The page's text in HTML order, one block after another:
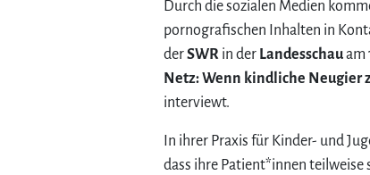
Durch die sozialen Medien
pornografischen Inhalten in
derSWR in der Landesschauam
Netz: Wenn kindliche Neugier
interviewt.
In ihrer Praxis für Kinder- und
dass ihre Patient*innen teilweise